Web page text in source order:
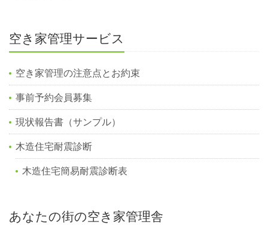
空き家管理サービス
空き家管理の注意点とお約束
事前予約会員募集
現状報告書（サンプル）
木造住宅耐震診断
木造住宅簡易耐震診断表
あなたの街の空き家管理舎